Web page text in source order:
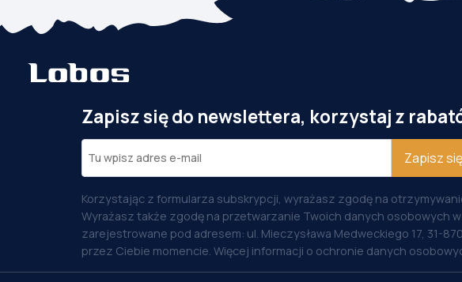
Zapisz się do newslettera, korzystaj z
Zapisz się
Korzystając z formularza subskrypcji, wyrażasz zgodę na
Wyrażasz także zgodę na przetwarzanie Twoich danych osobowych
zarejestrowane pod adresem: ul. Mieczysława Medweckiego 17, 31-
przez Ciebie momencie. Więcej informacji o ochronie danych